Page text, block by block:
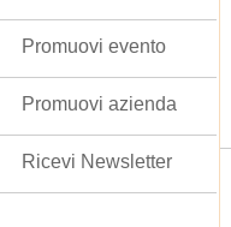
Promuovi evento
Promuovi azienda
Ricevi Newsletter